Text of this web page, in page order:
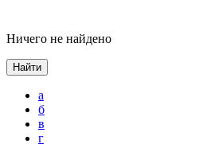
Ничего не найдено
Найти
а
б
в
г